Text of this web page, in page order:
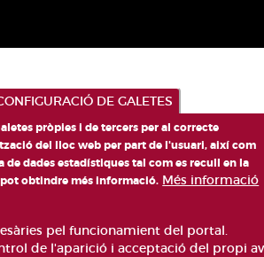
DE GALETES
pròpies i de tercers per al correcte
del lloc web per part de l'usuari, així com
de dades estadístiques tal com es recull en la
obtindre més informació. Més informació
pel funcionamient del portal.
de l'aparició i acceptació del propi